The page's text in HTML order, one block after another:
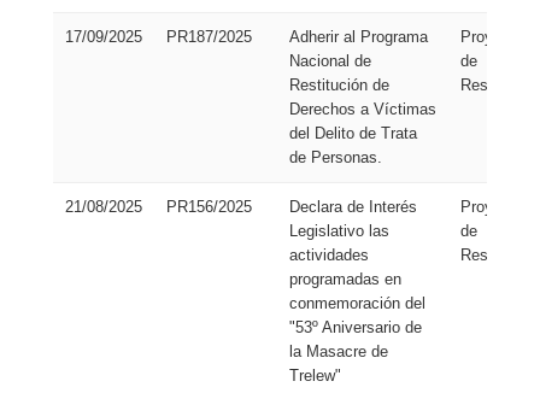
17/09/2025 PR187/2025
Adherir al Programa
Nacional de
Restitución de
Derechos a Víctimas
del Delito de Trata
de Personas.
Proyecto
de
Resolución
21/08/2025 PR156/2025
Declara de Interés
Legislativo las
actividades
programadas en
conmemoración del
"53º Aniversario de
la Masacre de
Trelew"
Proyecto
de
Resolución